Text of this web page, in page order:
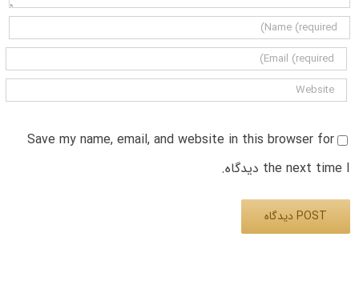
Save my name, email, and website in this browser for
the next time I دیدگاه.